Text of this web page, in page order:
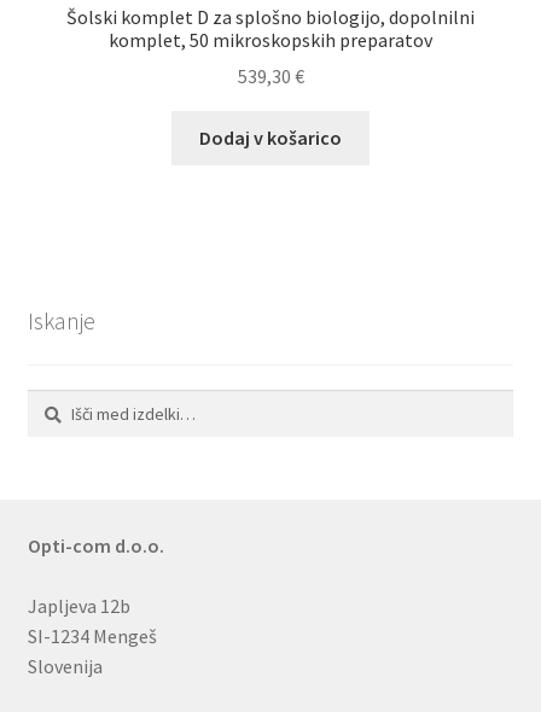
Šolski komplet D za splošno biologijo, dopolnilni
komplet, 50 mikroskopskih preparatov
539,30 €
Dodaj v košarico
Iskanje
Išči:
Iskanje
Opti-com d.o.o.
Japljeva 12b
SI-1234 Mengeš
Slovenija